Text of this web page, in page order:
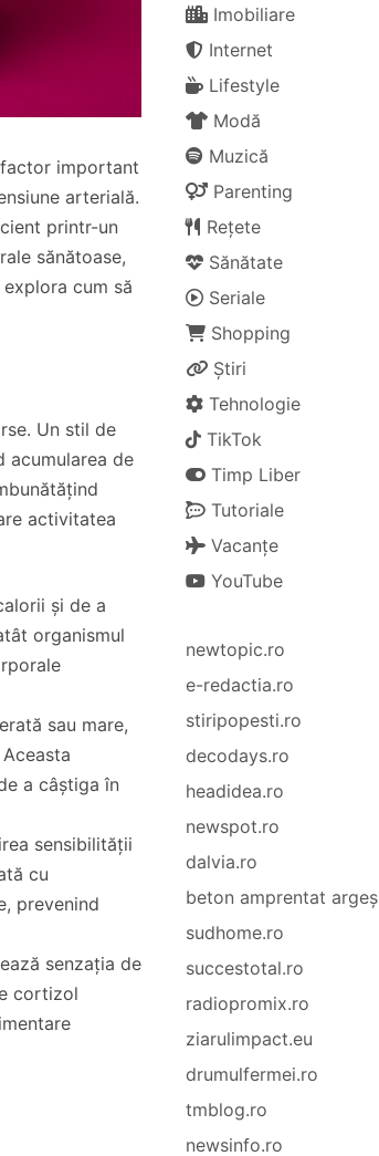
important
arterială.
printr-un
sănătoase,
cum să
Un stil de
acumularea de
activitatea
și de a
organismul
sau mare,
a câștiga în
sensibilității
cu
prevenind
senzația de
cortizol
Imobiliare
Internet
Lifestyle
Modă
Muzică
Parenting
Rețete
Sănătate
Seriale
Shopping
Știri
Tehnologie
TikTok
Timp Liber
Tutoriale
Vacanțe
YouTube
newtopic.ro
e-redactia.ro
stiripopesti.ro
decodays.ro
headidea.ro
newspot.ro
dalvia.ro
beton amprentat argeș
sudhome.ro
succestotal.ro
radiopromix.ro
ziarulimpact.eu
drumulfermei.ro
tmblog.ro
newsinfo.ro